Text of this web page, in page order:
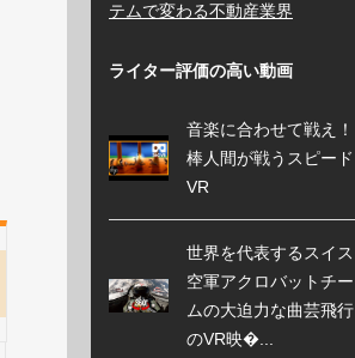
テムで変わる不動産業界
ライター評価の高い動画
音楽に合わせて戦え！
棒人間が戦うスピード
VR
世界を代表するスイス
空軍アクロバットチー
ムの大迫力な曲芸飛行
のVR映�...